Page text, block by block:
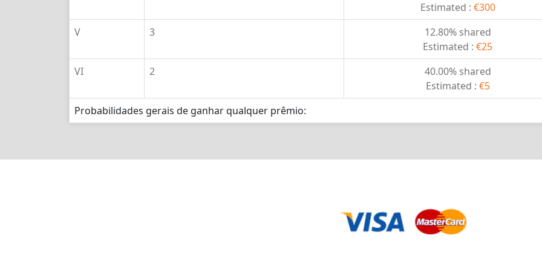
Estimated : €300
V 3
12.80% shared
Estimated : €25
VI 2
40.00% shared
Estimated : €5
Probabilidades gerais de ganhar qualquer prêmio: